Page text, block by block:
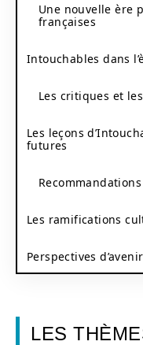
Une nouvelle ère
françaises
Intouchables dans
Les critiques et
Les leçons
futures
Les ramifications
Perspectives
LES